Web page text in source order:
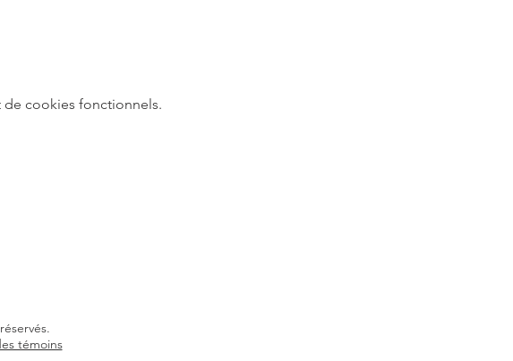
de cookies fonctionnels.
témoins